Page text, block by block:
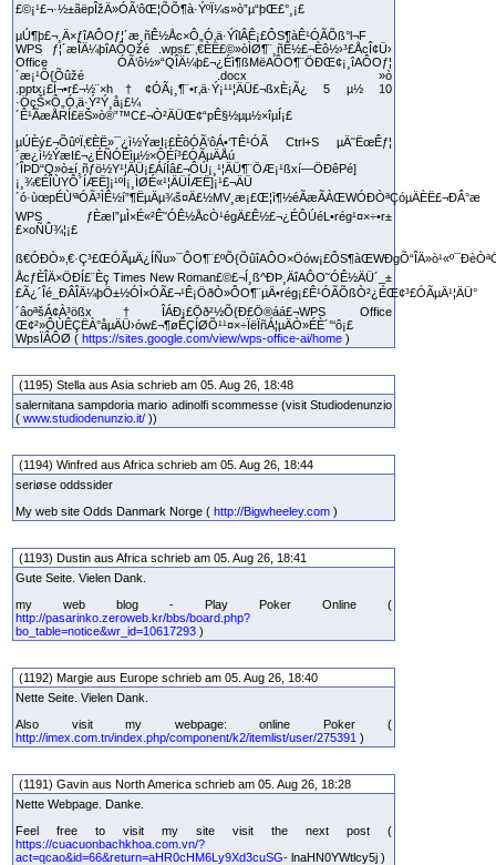
£©¡¹£¬·½±ãëpÎžÄ»ÓÃ‘ôŒ¦ÕÕ¶à·ÝºÏ¼s»ò”µ“þŒ£°¸¡£
µÚ¶þ£¬¸Ä×ƒîAÔOƒ¦´æ¸ñÊ½Åc×Ô„Ó‚ä·ÝîlÂÊ¡£ÔS¶àÊ¹ÓÃÕß°l¬F
WPS ƒ¦´æÎÄ¼þîAÔOžé .wps£¨‚€ÈË£©»òÌØ¶¨¸ñÊ½£¬Èô½›³£ÅcÎ¢Ü›
Office ÓÃ‘ô½»“QÎÄ¼þ£¬¿Éì¶ßMëAÔO¶¨ÖÐŒ¢¡¸îAÔOƒ¦
´æ¡¹Õ{Õûžé .docx »ò
.pptx¡£Í¬•r£¬½¨×h†¢ÓÃ¡¸¶¨•r‚ä·Ý¡¹¹¦ÄÜ£¬ßxÈ¡Ã¿ 5 µ½ 10
·ÖçŠ×Ô„Ó‚ä·Ý²Ý¸å¡£¼
´Ê¹ÃæÅRÍ£ëŠ»ò®”™C£¬Ò²ÄÜŒ¢“pÊ§½µµ½×îµÍ¡£
µÚÈý£¬ÕûºÏ‚€ÈË»¯¿ì½ÝæI¡£ÈôÓÃ‘ôÁ•‘TÊ¹ÓÃ Ctrl+S µÄ˜ËœÊƒ¦
´æ¿ì½ÝæI£¬¿ÉÑÓÉìµ½×ÔÉí³£ÓÃµÄÅú
´ÎÞD“Q»ò±í¸ñƒö½Y¹¦ÄÜ¡£ÁíÍâ£¬ÔÚ¡¸¹¦ÄÜ¶¨ÖÆ¡¹ßxí—ÖÐêPé]
¡¸¾€ÉÏÙYÔ´ÍÆË]¡¹ºÍ¡¸ÌØÉ«¹¦ÄÜÍÆË]¡¹£¬ÄÜ
´ó·ùœpÉÙ‘ªÓÃ³ÌÊ½í”¶ËµÄµ¾š¤Ä£½MV¸æ¡£Œ¦ì¶½éÃæÃÀŒWÓÐÒªÇóµÄÈË£¬ÐÂ°æ
WPS ƒÈæI”µÌ×É«²Ê˜ÓÊ½ÅcÒ¹égÄ£Ê½£¬¿ÉÔÚéL•rég¹¤×÷•r±
£×oÑÛ¾¦¡£
ÅcƒÈÎÄ×ÖÐÍ£¨Èç Times New Roman£©£¬Í¸ß^ÐÞ¸ÄîAÔO˜ÓÊ½ÄÜ´_±
£Ã¿´Îé_ÐÂÎÄ¼þÖ±½ÓÌ×ÓÃ£¬¹Ê¡ÖðÒ»ÔO¶¨µÄ•rég¡£Ê¹ÓÃÕßÒ²¿ÉŒ¢³£ÓÃµÄ¹¦ÄÜ°
´âoªšÁ¢À­³ößx†ÎÁÐ¡£Öð²½Õ{Ð£Ö®áá£¬WPS Office
Œ¢²»ÔÙÊÇËÀ°åµÄÜ›ów£¬¶øÊÇÍØÕ¹¹¤×÷ÏëÏñÁ¦µÄÒ»ÉÈ´°‘ô¡£
WpsÏÂÔØ ( https://sites.google.com/view/wps-office-ai/home )
(1195) Stella aus Asia schrieb am 05. Aug 26, 18:48
salernitana sampdoria mario adinolfi scommesse (visit Studiodenunzio
( www.studiodenunzio.it/ ))
(1194) Winfred aus Africa schrieb am 05. Aug 26, 18:44
seriøse oddssider
My web site Odds Danmark Norge ( http://Bigwheeley.com )
(1193) Dustin aus Africa schrieb am 05. Aug 26, 18:41
Gute Seite. Vielen Dank.
my web blog - Play Poker Online (
http://pasarinko.zeroweb.kr/bbs/board.php?
bo_table=notice&wr_id=10617293 )
(1192) Margie aus Europe schrieb am 05. Aug 26, 18:40
Nette Seite. Vielen Dank.
Also visit my webpage: online Poker (
http://imex.com.tn/index.php/component/k2/itemlist/user/275391 )
(1191) Gavin aus North America schrieb am 05. Aug 26, 18:28
Nette Webpage. Danke.
Feel free to visit my site visit the next post (
https://cuacuonbachkhoa.com.vn/?
act=qcao&id=66&return=aHR0cHM6Ly9Xd3cuSG- lnaHN0YWtlcy5j )